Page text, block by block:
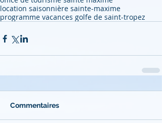
location saisonnière sainte-maxime
programme vacances golfe de saint-tropez
Commentaires